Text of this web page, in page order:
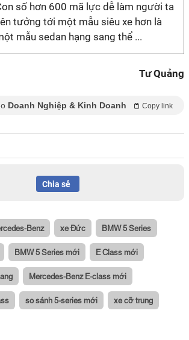
số hơn 600 mã lực dễ làm người ta
tưởng tới một mẫu siêu xe hơn là
mẫu sedan hạng sang thể ...
Tư Quảng
Doanh Nghiệp & Kinh Doanh Copy link
Chia sẻ
Benz xe Đức BMW 5 Series
BMW 5 Series mới E Class mới
Mercedes-Benz E-class mới
so sánh 5-series mới xe cỡ trung